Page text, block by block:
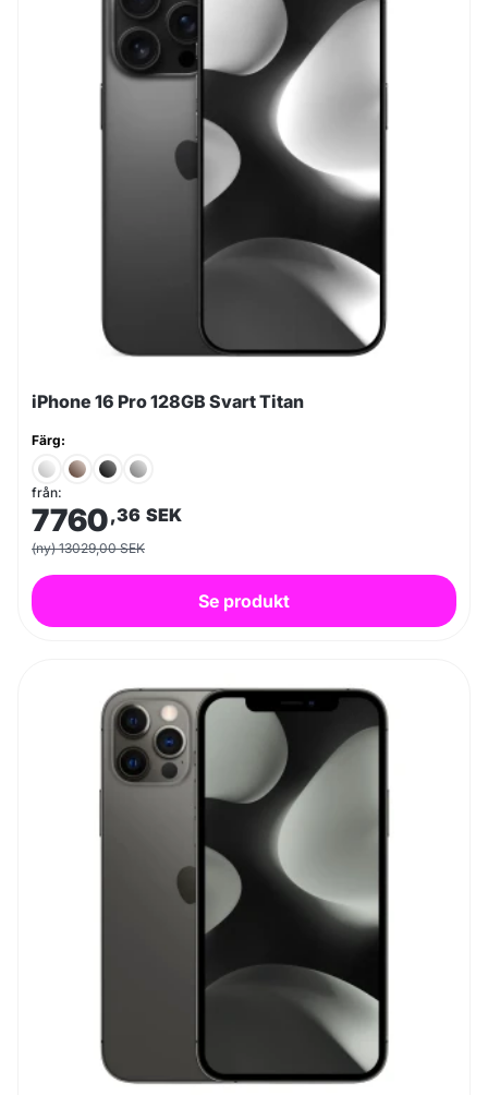
iPhone 16 Pro 128GB Svart Titan
Färg:
från:
7760,36 SEK
(ny) 13029,00 SEK
Se produkt